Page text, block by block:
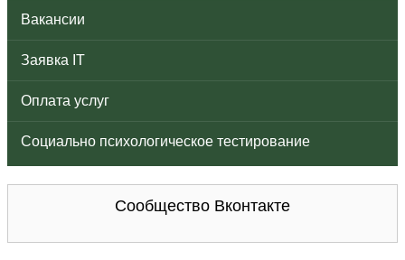
Вакансии
Заявка IT
Оплата услуг
Социально психологическое тестирование
Сообщество Вконтакте